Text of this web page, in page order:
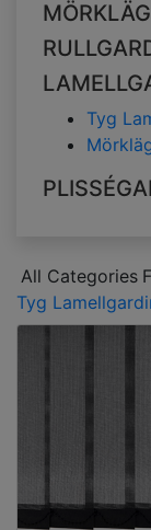
Tyg
All Categories
Tyg